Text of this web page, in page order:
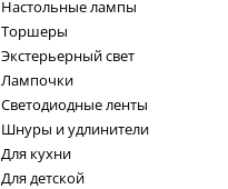
Настольные лампы
Торшеры
Экстерьерный свет
Лампочки
Светодиодные ленты
Шнуры и удлинители
Для кухни
Для детской